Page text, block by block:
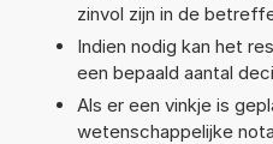
zinvol zijn in de
Indien nodig kan het
een bepaald aantal
Als er een vinkje is
wetenschappelijke